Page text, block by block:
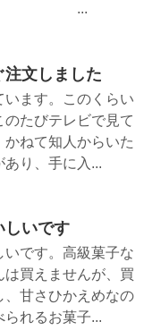
注文しました
います。このくらい
たびテレビで見て
ねて知人からいた
あり、手に入...
しいです
いです。高級菓子な
買えませんが、買
、甘さひかえめなの
られるお菓子...